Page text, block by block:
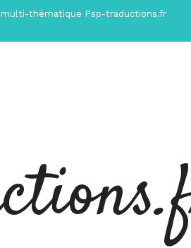
multi-thématique Psp-traductions.fr